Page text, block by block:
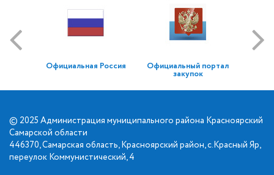
Официальная Россия Официальный портал
закупок
© 2025 Администрация муниципального района Красноярский
Самарской области
446370, Самарская область, Красноярский район, с.Красный Яр,
переулок Коммунистический, 4